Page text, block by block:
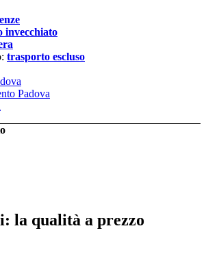
invecchiato
trasporto escluso
Padova
la qualità a prezzo